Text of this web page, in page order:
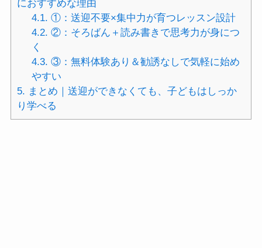
におすすめな理由
4.1. ①：送迎不要×集中力が育つレッスン設計
4.2. ②：そろばん＋読み書きで思考力が身につ
く
4.3. ③：無料体験あり＆勧誘なしで気軽に始め
やすい
5. まとめ｜送迎ができなくても、子どもはしっか
り学べる